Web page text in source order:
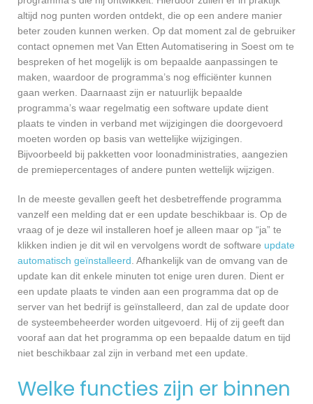
altijd nog punten worden ontdekt, die op een andere manier
beter zouden kunnen werken. Op dat moment zal de gebruiker
contact opnemen met Van Etten Automatisering in Soest om te
bespreken of het mogelijk is om bepaalde aanpassingen te
maken, waardoor de programma’s nog efficiënter kunnen
gaan werken. Daarnaast zijn er natuurlijk bepaalde
programma’s waar regelmatig een software update dient
plaats te vinden in verband met wijzigingen die doorgevoerd
moeten worden op basis van wettelijke wijzigingen.
Bijvoorbeeld bij pakketten voor loonadministraties, aangezien
de premiepercentages of andere punten wettelijk wijzigen.
In de meeste gevallen geeft het desbetreffende programma
vanzelf een melding dat er een update beschikbaar is. Op de
vraag of je deze wil installeren hoef je alleen maar op “ja” te
klikken indien je dit wil en vervolgens wordt de software update
automatisch geïnstalleerd. Afhankelijk van de omvang van de
update kan dit enkele minuten tot enige uren duren. Dient er
een update plaats te vinden aan een programma dat op de
server van het bedrijf is geïnstalleerd, dan zal de update door
de systeembeheerder worden uitgevoerd. Hij of zij geeft dan
vooraf aan dat het programma op een bepaalde datum en tijd
niet beschikbaar zal zijn in verband met een update.
Welke functies zijn er binnen